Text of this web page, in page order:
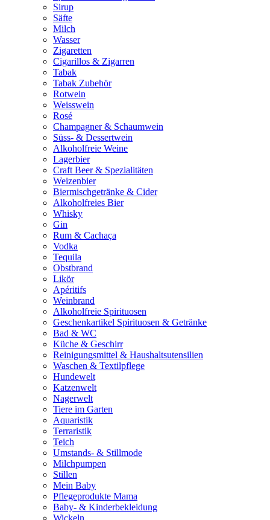
Sirup
Säfte
Milch
Wasser
Zigaretten
Cigarillos & Zigarren
Tabak
Tabak Zubehör
Rotwein
Weisswein
Rosé
Champagner & Schaumwein
Süss- & Dessertwein
Alkoholfreie Weine
Lagerbier
Craft Beer & Spezialitäten
Weizenbier
Biermischgetränke & Cider
Alkoholfreies Bier
Whisky
Gin
Rum & Cachaça
Vodka
Tequila
Obstbrand
Likör
Apéritifs
Weinbrand
Alkoholfreie Spirituosen
Geschenkartikel Spirituosen & Getränke
Bad & WC
Küche & Geschirr
Reinigungsmittel & Haushaltsutensilien
Waschen & Textilpflege
Hundewelt
Katzenwelt
Nagerwelt
Tiere im Garten
Aquaristik
Terraristik
Teich
Umstands- & Stillmode
Milchpumpen
Stillen
Mein Baby
Pflegeprodukte Mama
Baby- & Kinderbekleidung
Wickeln